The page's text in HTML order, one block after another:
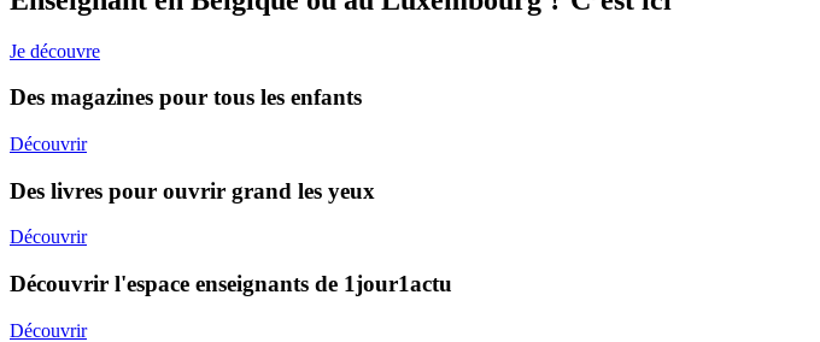
Je découvre
Des magazines pour tous les enfants
Découvrir
Des livres pour ouvrir grand les yeux
Découvrir
Découvrir l'espace enseignants de 1jour1actu
Découvrir